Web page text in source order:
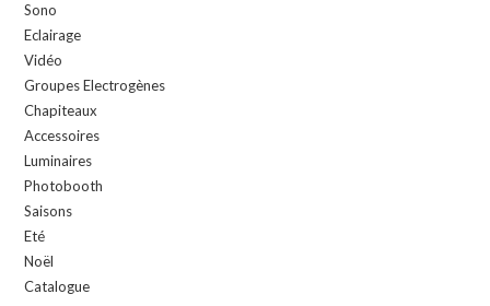
Sono
Eclairage
Vidéo
Groupes Electrogènes
Chapiteaux
Accessoires
Luminaires
Photobooth
Saisons
Eté
Noël
Catalogue